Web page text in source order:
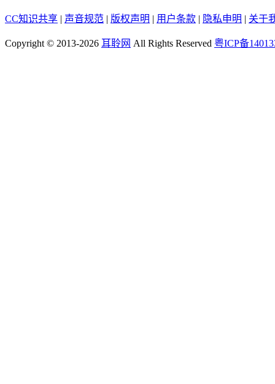
CC知识共享 | 声音规范 | 版权声明 | 用户条款 | 隐私申明 | 关于
Copyright © 2013-2026 耳聆网 All Rights Reserved 粤ICP备